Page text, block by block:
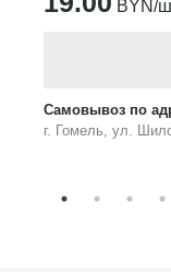
BYN/
Самовывоз по
г. Гомель, ул.